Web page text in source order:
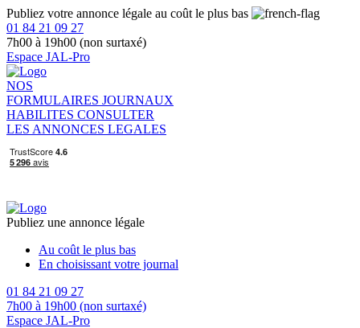
Publiez votre annonce légale au coût le plus bas
01 84 21 09 27
7h00 à 19h00 (non surtaxé)
Espace JAL-Pro
NOS
FORMULAIRES JOURNAUX
HABILITES CONSULTER
LES ANNONCES LEGALES
Publiez une annonce légale
Au coût le plus bas
En choisissant votre journal
01 84 21 09 27
7h00 à 19h00 (non surtaxé)
Espace JAL-Pro